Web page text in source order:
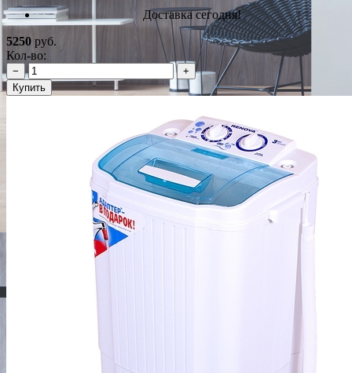
Доставка сегодня!
5250 руб.
Кол-во:
−
+
Купить